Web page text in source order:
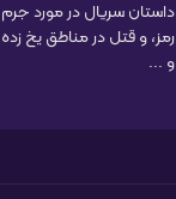
داستان سریال در مورد جرم
رمز، و قتل در مناطق یخ
و ...